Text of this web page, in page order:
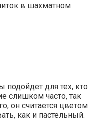
в шахматном
для тех, кто
слишком часто, так
он считается цветом
как и пастельный.